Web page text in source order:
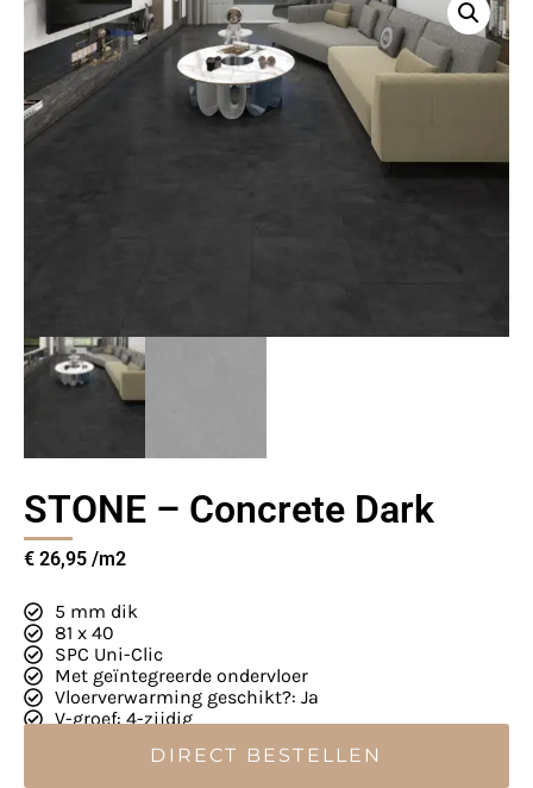
STONE – Concrete Dark
€ 26,95
5 mm dik
81 x 40
SPC Uni-Clic
Met geïntegreerde ondervloer
Vloerverwarming geschikt?: Ja
V-groef: 4-zijdig
DIRECT BESTELLEN